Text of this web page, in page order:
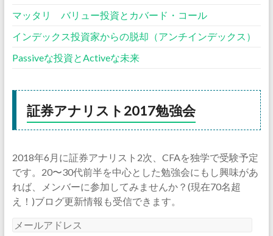
マッタリ バリュー投資とカバード・コール
インデックス投資家からの脱却（アンチインデックス）
Passiveな投資とActiveな未来
証券アナリスト2017勉強会
2018年6月に証券アナリスト2次、CFAを独学で受験予定
です。20〜30代前半を中心とした勉強会にもし興味があ
れば、メンバーに参加してみませんか？(現在70名超
え！)ブログ更新情報も受信できます。
メ